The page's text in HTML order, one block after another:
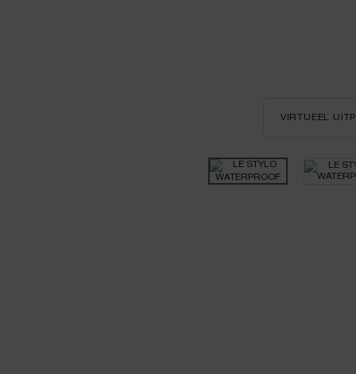
VIRTUEEL